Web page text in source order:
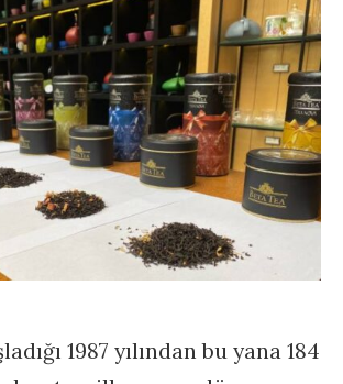
1987 yılından bu yana 184